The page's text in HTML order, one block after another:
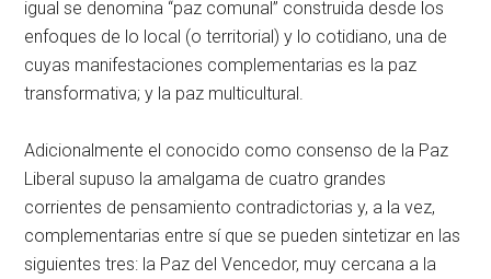
igual se denomina “paz comunal” construida desde los
enfoques de lo local (o territorial) y lo cotidiano, una de
cuyas manifestaciones complementarias es la paz
transformativa; y la paz multicultural.
Adicionalmente el conocido como consenso de la Paz
Liberal supuso la amalgama de cuatro grandes
corrientes de pensamiento contradictorias y, a la vez,
complementarias entre sí que se pueden sintetizar en las
siguientes tres: la Paz del Vencedor, muy cercana a la